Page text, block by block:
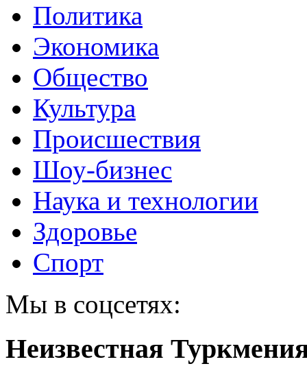
Политика
Экономика
Общество
Культура
Происшествия
Шоу-бизнес
Наука и технологии
Здоровье
Спорт
Мы в соцсетях:
Неизвестная